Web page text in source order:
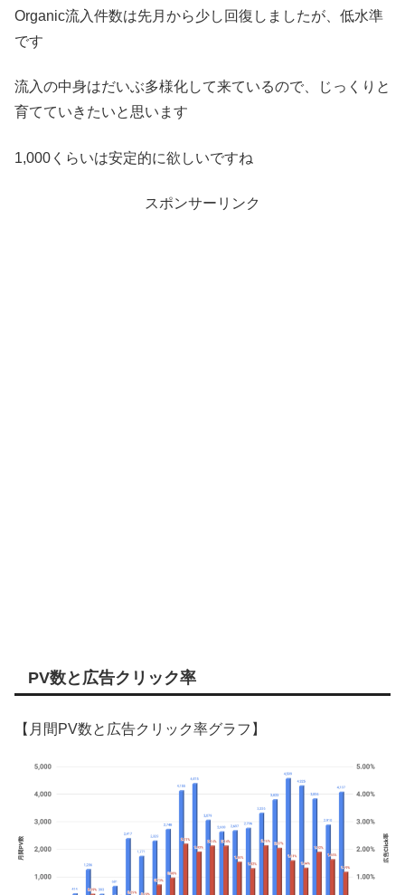
Organic流入件数は先月から少し回復しましたが、低水準
です
流入の中身はだいぶ多様化して来ているので、じっくりと
育てていきたいと思います
1,000くらいは安定的に欲しいですね
スポンサーリンク
PV数と広告クリック率
【月間PV数と広告クリック率グラフ】